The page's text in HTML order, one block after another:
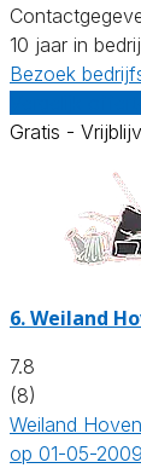
10 jaar in
Bezoek
Gratis -
6.Weiland
7.8
(8)
Weiland
op 01-05-